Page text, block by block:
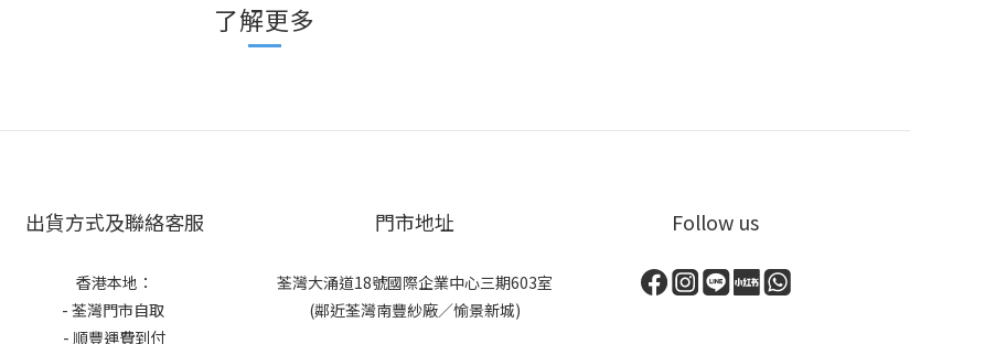
了解更多
出貨方式及聯絡客服
香港本地：
- 荃灣門市自取
- 順豐運費到付
門市地址
荃灣大涌道18號國際企業中心三期603室
(鄰近荃灣南豐紗廠／愉景新城)
Follow us